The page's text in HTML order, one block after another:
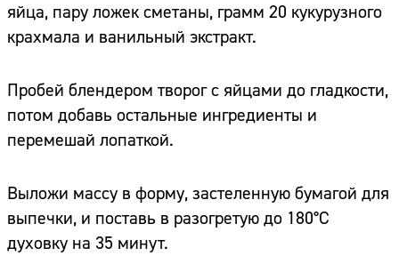
яйца, пару ложек сметаны, грамм 20 кукурузного
крахмала и ванильный экстракт.
Пробей блендером творог с яйцами до гладкости,
потом добавь остальные ингредиенты и
перемешай лопаткой.
Выложи массу в форму, застеленную бумагой для
выпечки, и поставь в разогретую до 180°C
духовку на 35 минут.